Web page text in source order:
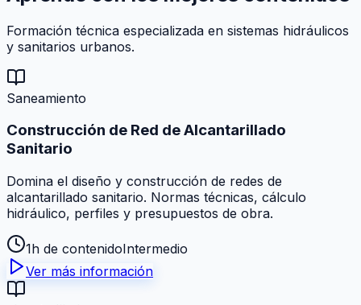
Formación técnica especializada en sistemas hidráulicos
y sanitarios urbanos.
Saneamiento
Construcción de Red de Alcantarillado
Sanitario
Domina el diseño y construcción de redes de
alcantarillado sanitario. Normas técnicas, cálculo
hidráulico, perfiles y presupuestos de obra.
1h de contenidoIntermedio
Ver más información